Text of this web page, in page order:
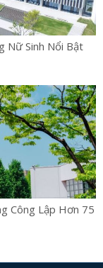
Nữ Sinh Nổi Bật
Công Lập Hơn 75